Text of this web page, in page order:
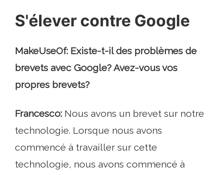
S'élever contre Google
MakeUseOf: Existe-t-il des problèmes de
brevets avec Google? Avez-vous vos
propres brevets?
Francesco: Nous avons un brevet sur notre
technologie. Lorsque nous avons
commencé à travailler sur cette
technologie, nous avons commencé à